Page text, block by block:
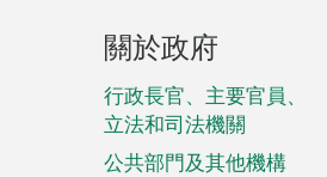
頁
腳
菜
單
關於政府
行政長官、主要官員、
立法和司法機關
公共部門及其他機構